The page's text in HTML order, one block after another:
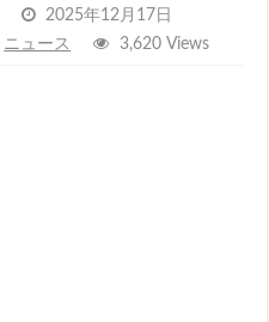
2025年12月17日
ニュース 3,620 Views